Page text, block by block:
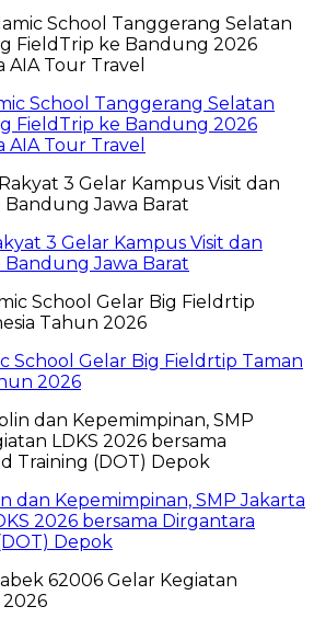
School Tanggerang Selatan
FieldTrip ke Bandung 2026
Tour Travel
3 Gelar Kampus Visit dan
Jawa Barat
School Gelar Big Fieldrtip Taman
2026
dan Kepemimpinan, SMP Jakarta
2026 bersama Dirgantara
Depok